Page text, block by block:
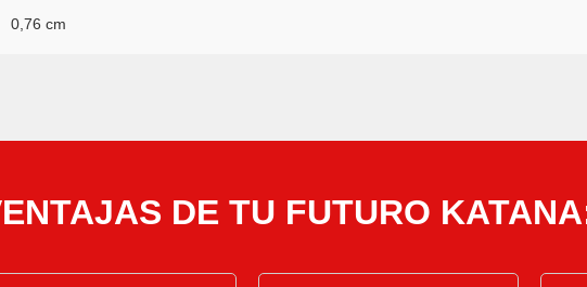
0,76 cm
DE TU FUTURO